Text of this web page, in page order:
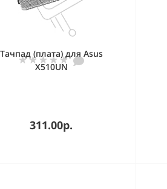
Тачпад (плата) для Asus
X510UN
311.00р.